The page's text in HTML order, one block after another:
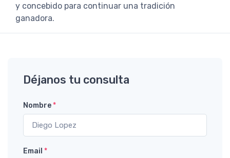
y concebido para continuar una tradición
ganadora.
Déjanos tu consulta
Nombre*
Email *